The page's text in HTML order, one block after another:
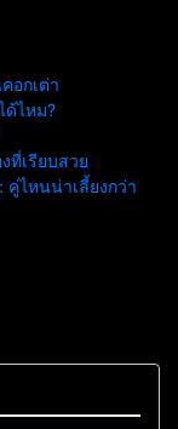
อกเต่า
ด้ไหม?
เรียบสวย
คู่ไหนน่าเลี้ยงกว่า